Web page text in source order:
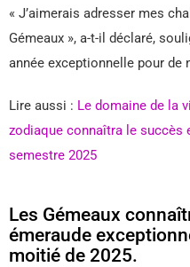
« J’aimerais adresser mes
Gémeaux », a-t-il déclaré,
année exceptionnelle pour de
Lire aussi : Le domaine de la
zodiaque connaîtra le succès
semestre 2025
Les Gémeaux
émeraude
moitié de 2025.